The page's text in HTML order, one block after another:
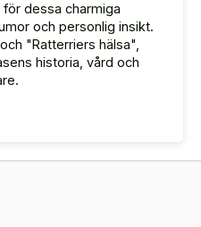
dessa charmiga
och personlig insikt.
"Ratterriers hälsa",
historia, vård och